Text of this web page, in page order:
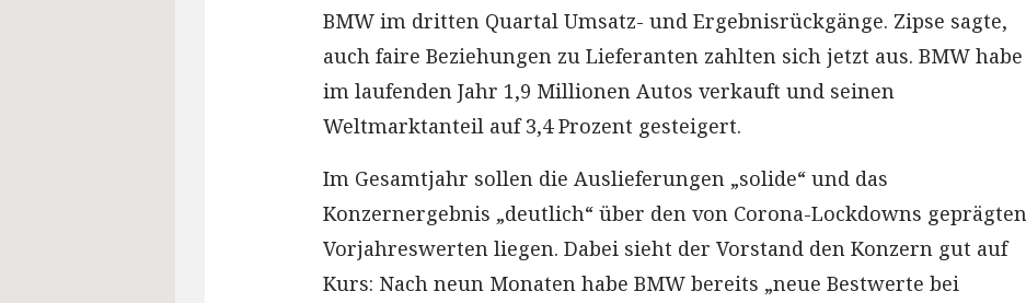
BMW im dritten Quartal Umsatz- und Ergebnisrückgänge. Zipse sagte,
auch faire Beziehungen zu Lieferanten zahlten sich jetzt aus. BMW habe
im laufenden Jahr 1,9 Millionen Autos verkauft und seinen
Weltmarktanteil auf 3,4 Prozent gesteigert.
Im Gesamtjahr sollen die Auslieferungen „solide“ und das
Konzernergebnis „deutlich“ über den von Corona-Lockdowns geprägten
Vorjahreswerten liegen. Dabei sieht der Vorstand den Konzern gut auf
Kurs: Nach neun Monaten habe BMW bereits „neue Bestwerte bei